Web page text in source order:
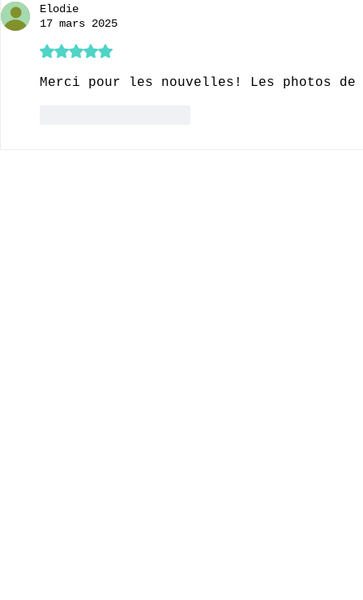
Elodie
17 mars 2025
Noté 5 étoiles sur 5.
Merci pour les nouvelles! Les photos de